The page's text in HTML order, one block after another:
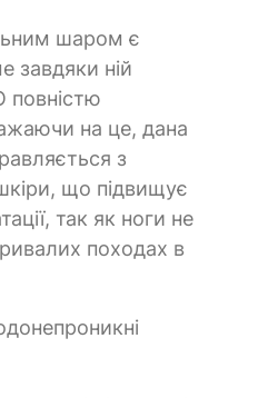
шаром є
завдяки ній
повністю
на це, дана
з
що підвищує
так як ноги не
походах в